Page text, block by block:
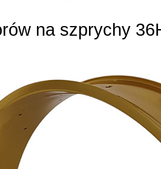
na szprychy